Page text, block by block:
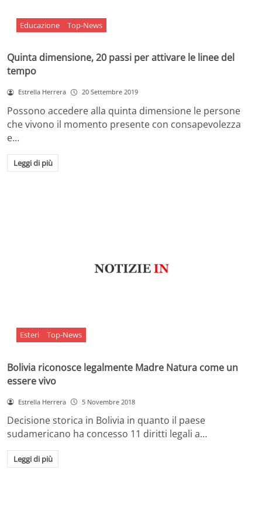
Educazione Top-News
Quinta dimensione, 20 passi per attivare le linee del
tempo
Estrella Herrera 20 Settembre 2019
Possono accedere alla quinta dimensione le persone
che vivono il momento presente con consapevolezza
e…
Leggi di più
Esteri Top-News
Bolivia riconosce legalmente Madre Natura come un
essere vivo
Estrella Herrera 5 Novembre 2018
Decisione storica in Bolivia in quanto il paese
sudamericano ha concesso 11 diritti legali a…
Leggi di più